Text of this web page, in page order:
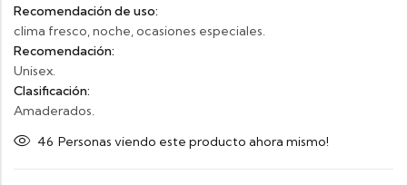
Recomendación de uso:
clima fresco, noche, ocasiones especiales.
Recomendación:
Unisex.
Clasificación:
Amaderados.
46 Personas viendo este producto ahora mismo!